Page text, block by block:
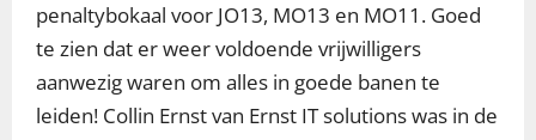
penaltybokaal voor JO13, MO13 en MO11. Goed
te zien dat er weer voldoende vrijwilligers
aanwezig waren om alles in goede banen te
leiden! Collin Ernst van Ernst IT solutions was in de